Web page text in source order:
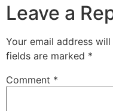
Leave a
Your email address
fields are marked *
Comment *